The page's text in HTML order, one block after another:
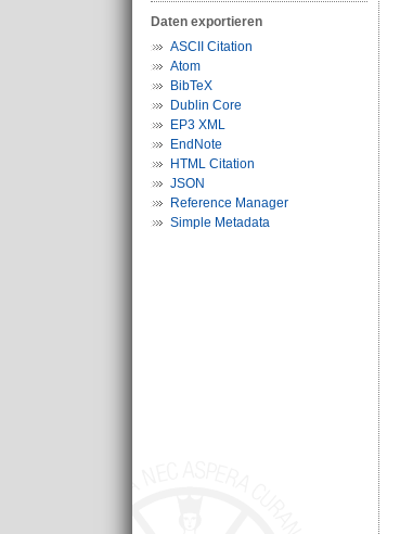
Daten exportieren
ASCII Citation
Atom
BibTeX
Dublin Core
EP3 XML
EndNote
HTML Citation
JSON
Reference Manager
Simple Metadata